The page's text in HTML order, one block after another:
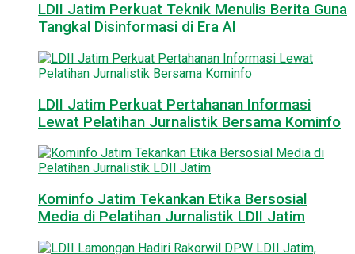
LDII Jatim Perkuat Teknik Menulis Berita Guna
Tangkal Disinformasi di Era AI
LDII Jatim Perkuat Pertahanan Informasi
Lewat Pelatihan Jurnalistik Bersama Kominfo
Kominfo Jatim Tekankan Etika Bersosial
Media di Pelatihan Jurnalistik LDII Jatim